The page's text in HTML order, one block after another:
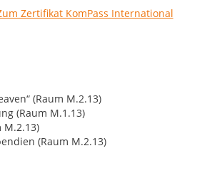
Zertifikat KomPass International
(Raum M.2.13)
(Raum M.1.13)
(Raum M.2.13)